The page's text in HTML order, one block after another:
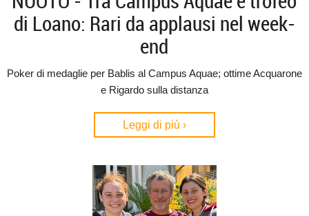
di Loano: Rari da applausi nel week-
end
Poker di medaglie per Bablis al Campus Aquae; ottime Acquarone
e Rigardo sulla distanza
Leggi di più ›